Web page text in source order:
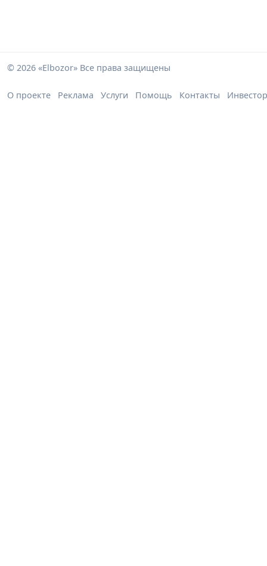
© 2026 «Elbozor» Все права защищены
О проекте Реклама Услуги Помощь Контакты